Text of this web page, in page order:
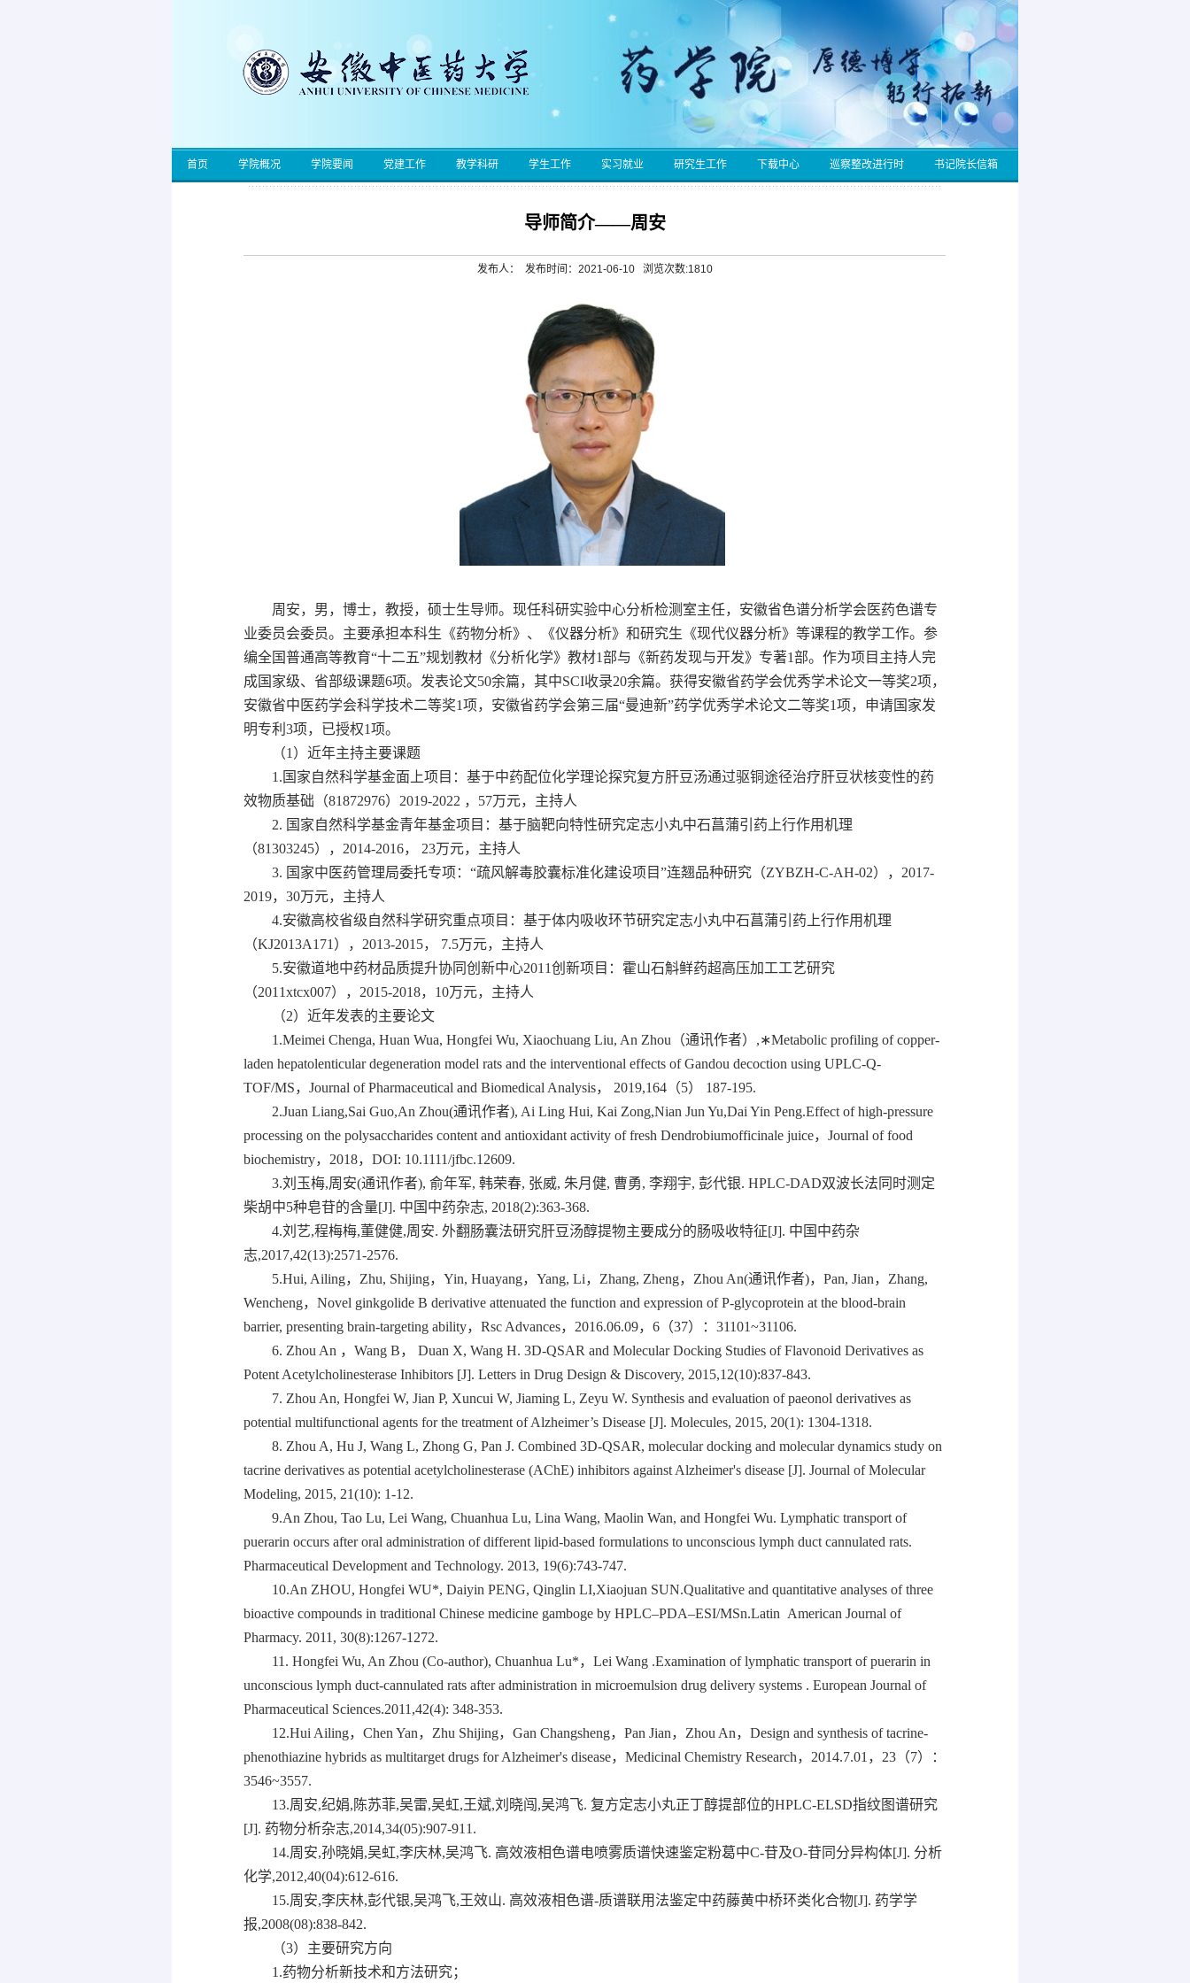
首页 学院概况 学院要闻 党建工作 教学科研 学生工作 实习就业 研究生工作 下载中心 巡察整改进行时 书记院长信箱
导师简介——周安
发布人： 发布时间：2021-06-10 浏览次数:1810
周安，男，博士，教授，硕士生导师。现任科研实验中心分析检测室主任，安徽省色谱分析学会医药色谱专
业委员会委员。主要承担本科生《药物分析》、《仪器分析》和研究生《现代仪器分析》等课程的教学工作。参
编全国普通高等教育“十二五”规划教材《分析化学》教材1部与《新药发现与开发》专著1部。作为项目主持人完
成国家级、省部级课题6项。发表论文50余篇，其中SCI收录20余篇。获得安徽省药学会优秀学术论文一等奖2项，
安徽省中医药学会科学技术二等奖1项，安徽省药学会第三届“曼迪新”药学优秀学术论文二等奖1项，申请国家发
明专利3项，已授权1项。
（1）近年主持主要课题
1.国家自然科学基金面上项目：基于中药配位化学理论探究复方肝豆汤通过驱铜途径治疗肝豆状核变性的药
效物质基础（81872976）2019-2022 ，57万元，主持人
2. 国家自然科学基金青年基金项目：基于脑靶向特性研究定志小丸中石菖蒲引药上行作用机理
（81303245），2014-2016， 23万元，主持人
3. 国家中医药管理局委托专项：“疏风解毒胶囊标准化建设项目”连翘品种研究（ZYBZH-C-AH-02），2017-
2019，30万元，主持人
4.安徽高校省级自然科学研究重点项目：基于体内吸收环节研究定志小丸中石菖蒲引药上行作用机理
（KJ2013A171），2013-2015， 7.5万元，主持人
5.安徽道地中药材品质提升协同创新中心2011创新项目：霍山石斛鲜药超高压加工工艺研究
（2011xtcx007），2015-2018，10万元，主持人
（2）近年发表的主要论文
1.Meimei Chenga, Huan Wua, Hongfei Wu, Xiaochuang Liu, An Zhou（通讯作者）,∗Metabolic profiling of copper-
laden hepatolenticular degeneration model rats and the interventional effects of Gandou decoction using UPLC-Q-
TOF/MS，Journal of Pharmaceutical and Biomedical Analysis， 2019,164（5） 187-195.
2.Juan Liang,Sai Guo,An Zhou(通讯作者), Ai Ling Hui, Kai Zong,Nian Jun Yu,Dai Yin Peng.Effect of high‐pressure
processing on the polysaccharides content and antioxidant activity of fresh Dendrobiumofficinale juice，Journal of food
biochemistry，2018，DOI: 10.1111/jfbc.12609.
3.刘玉梅,周安(通讯作者), 俞年军, 韩荣春, 张威, 朱月健, 曹勇, 李翔宇, 彭代银. HPLC-DAD双波长法同时测定
柴胡中5种皂苷的含量[J]. 中国中药杂志, 2018(2):363-368.
4.刘艺,程梅梅,董健健,周安. 外翻肠囊法研究肝豆汤醇提物主要成分的肠吸收特征[J]. 中国中药杂
志,2017,42(13):2571-2576.
5.Hui, Ailing，Zhu, Shijing，Yin, Huayang，Yang, Li，Zhang, Zheng，Zhou An(通讯作者)，Pan, Jian，Zhang,
Wencheng，Novel ginkgolide B derivative attenuated the function and expression of P-glycoprotein at the blood-brain
barrier, presenting brain-targeting ability，Rsc Advances，2016.06.09，6（37）：31101~31106.
6. Zhou An ，Wang B， Duan X, Wang H. 3D-QSAR and Molecular Docking Studies of Flavonoid Derivatives as
Potent Acetylcholinesterase Inhibitors [J]. Letters in Drug Design & Discovery, 2015,12(10):837-843.
7. Zhou An, Hongfei W, Jian P, Xuncui W, Jiaming L, Zeyu W. Synthesis and evaluation of paeonol derivatives as
potential multifunctional agents for the treatment of Alzheimer’s Disease [J]. Molecules, 2015, 20(1): 1304-1318.
8. Zhou A, Hu J, Wang L, Zhong G, Pan J. Combined 3D-QSAR, molecular docking and molecular dynamics study on
tacrine derivatives as potential acetylcholinesterase (AChE) inhibitors against Alzheimer's disease [J]. Journal of Molecular
Modeling, 2015, 21(10): 1-12.
9.An Zhou, Tao Lu, Lei Wang, Chuanhua Lu, Lina Wang, Maolin Wan, and Hongfei Wu. Lymphatic transport of
puerarin occurs after oral administration of different lipid-based formulations to unconscious lymph duct cannulated rats.
Pharmaceutical Development and Technology. 2013, 19(6):743-747.
10.An ZHOU, Hongfei WU*, Daiyin PENG, Qinglin LI,Xiaojuan SUN.Qualitative and quantitative analyses of three
bioactive compounds in traditional Chinese medicine gamboge by HPLC–PDA–ESI/MSn.Latin American Journal of
Pharmacy. 2011, 30(8):1267-1272.
11. Hongfei Wu, An Zhou (Co-author), Chuanhua Lu*，Lei Wang .Examination of lymphatic transport of puerarin in
unconscious lymph duct-cannulated rats after administration in microemulsion drug delivery systems . European Journal of
Pharmaceutical Sciences.2011,42(4): 348-353.
12.Hui Ailing，Chen Yan，Zhu Shijing，Gan Changsheng，Pan Jian，Zhou An，Design and synthesis of tacrine-
phenothiazine hybrids as multitarget drugs for Alzheimer's disease，Medicinal Chemistry Research，2014.7.01，23（7）：
3546~3557.
13.周安,纪娟,陈苏菲,吴雷,吴虹,王斌,刘晓闯,吴鸿飞. 复方定志小丸正丁醇提部位的HPLC-ELSD指纹图谱研究
[J]. 药物分析杂志,2014,34(05):907-911.
14.周安,孙晓娟,吴虹,李庆林,吴鸿飞. 高效液相色谱电喷雾质谱快速鉴定粉葛中C-苷及O-苷同分异构体[J]. 分析
化学,2012,40(04):612-616.
15.周安,李庆林,彭代银,吴鸿飞,王效山. 高效液相色谱-质谱联用法鉴定中药藤黄中桥环类化合物[J]. 药学学
报,2008(08):838-842.
（3）主要研究方向
1.药物分析新技术和方法研究；